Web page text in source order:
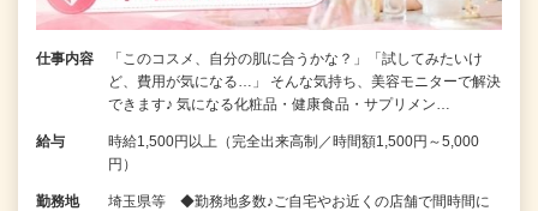
仕事内容
「このコスメ、自分の肌に合うかな？」「試してみたいけ
ど、費用が気になる…」 そんな気持ち、美容モニターで解決
できます♪ 気になる化粧品・健康食品・サプリメン…
給与
時給1,500円以上（完全出来高制／時間額1,500円～5,000
円）
勤務地
埼玉県等 ◆勤務地多数♪ご自宅やお近くの店舗で間時間に